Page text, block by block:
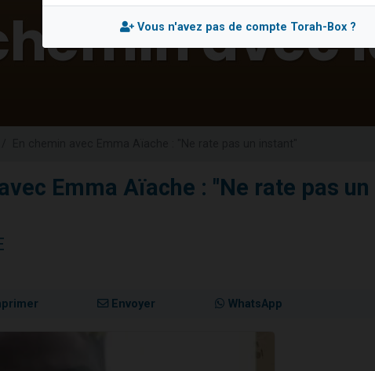
30 personnes viennent de faire un don pour Sauvez la jambe de Yohan
Il reste 49 places pour étudier en groupe sur Zoom
Emma Aïache : "Ne rate pas un
Envoyer WhatsApp
Vous n'avez pas de compte Torah-Box ?